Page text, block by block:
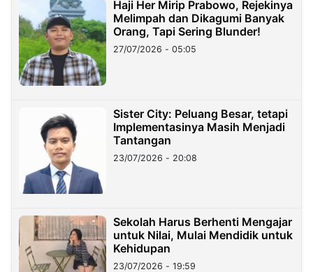
Haji Her Mirip Prabowo, Rejekinya
Melimpah dan Dikagumi Banyak
Orang, Tapi Sering Blunder!
27/07/2026 - 05:05
Sister City: Peluang Besar, tetapi
Implementasinya Masih Menjadi
Tantangan
23/07/2026 - 20:08
Sekolah Harus Berhenti Mengajar
untuk Nilai, Mulai Mendidik untuk
Kehidupan
23/07/2026 - 19:59